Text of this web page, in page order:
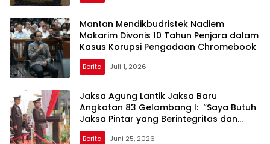
Mantan Mendikbudristek Nadiem
Makarim Divonis 10 Tahun Penjara dalam
Kasus Korupsi Pengadaan Chromebook
Berita Juli 1, 2026
Jaksa Agung Lantik Jaksa Baru
Angkatan 83 Gelombang I: “Saya Butuh
Jaksa Pintar yang Berintegritas dan
Bermoral”
Berita Juni 25, 2026